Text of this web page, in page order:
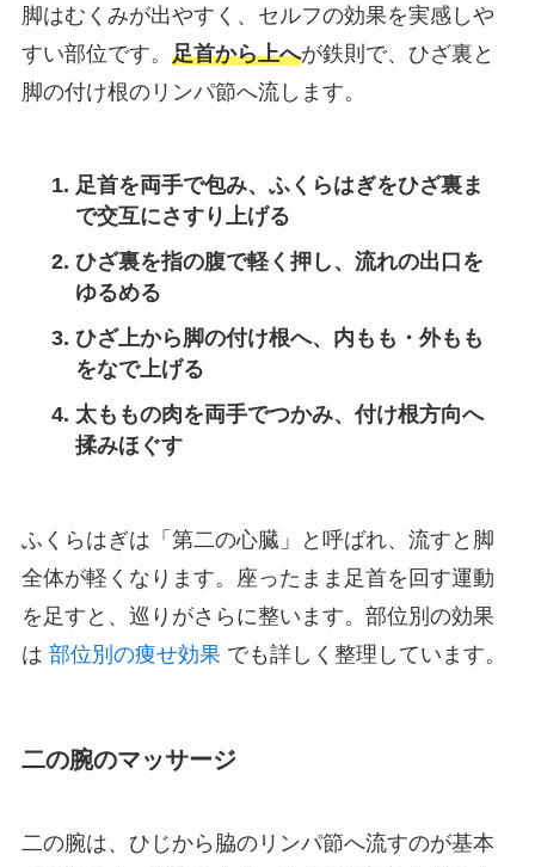
脚はむくみが出やすく、セルフの効果を実感しや
すい部位です。 足首から上へが鉄則で、ひざ裏と
脚の付け根のリンパ節へ流します。
足首を両手で包み、ふくらはぎをひざ裏ま
で交互にさすり上げる
ひざ裏を指の腹で軽く押し、流れの出口を
ゆるめる
ひざ上から脚の付け根へ、内もも・外もも
をなで上げる
太ももの肉を両手でつかみ、付け根方向へ
揉みほぐす
ふくらはぎは「第二の心臓」と呼ばれ、流すと脚
全体が軽くなります。座ったまま足首を回す運動
を足すと、巡りがさらに整います。部位別の効果
は 部位別の痩せ効果 でも詳しく整理しています。
二の腕のマッサージ
二の腕は、ひじから脇のリンパ節へ流すのが基本